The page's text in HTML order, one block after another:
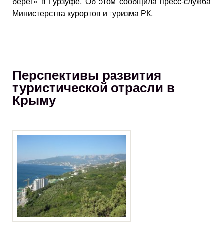
Министерства курортов и туризма РК.
Перспективы развития
туристической отрасли в
Крыму